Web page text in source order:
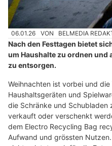
06.01.26 VON BELMEDIA
Nach den Festtagen bietet
um Haushalte zu ordnen und
zu entsorgen.
Weihnachten ist vorbei und
Haushaltsgeräten und
die Schränke und Schubladen
verkauft oder verschenkt
dem Electro Recycling Bag
Aufwand und grössten